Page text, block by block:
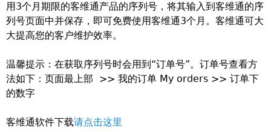
用3个月期限的客维通产品的序列号，将其输入到客维通的序
列号页面中并保存，即可免费使用客维通3个月。客维通可大
大提高您的客户维护效率。
温馨提示：在获取序列号时会用到“订单号”。订单号查看方
法如下：页面最上部 >> 我的订单 My orders >> 订单下
的数字
客维通软件下载请点击这里